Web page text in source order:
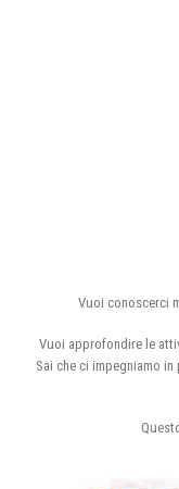
Vuoi conoscerci
Vuoi approfondire le
Sai che ci impegniamo